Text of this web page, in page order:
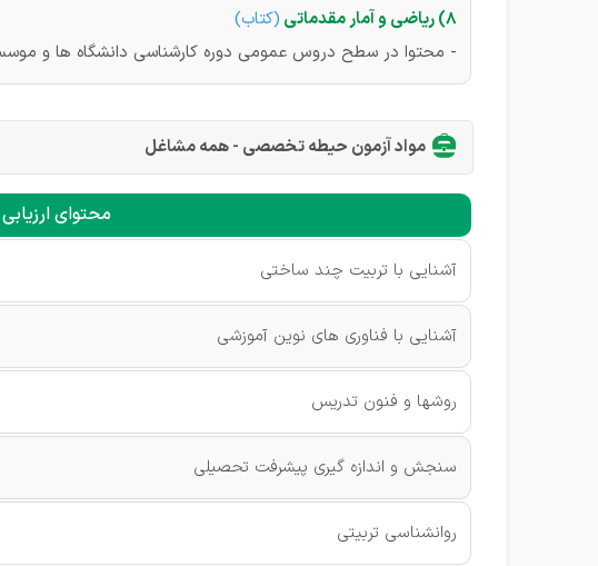
۸) ریاضی و آمار مقدماتی
(کتاب)
- محتوا در سطح دروس عمومی دوره کارشناسی دانشگاه ها و
مواد آزمون حیطه تخصصی - همه مشاغل
محتوای ارزیابی
آشنایی با تربیت چند ساختی
آشنایی با فناوری های نوین آموزشی
روشها و فنون تدریس
سنجش و اندازه گیری پیشرفت تحصیلی
روانشناسی تربیتی